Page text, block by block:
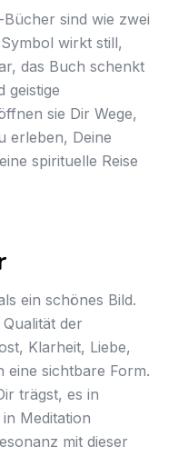
sind wie zwei
wirkt still,
das Buch schenkt
geistige
sie Dir Wege,
erleben, Deine
spirituelle Reise
ein schönes Bild.
der
Klarheit, Liebe,
eine sichtbare Form.
trägst, es in
Meditation
mit dieser